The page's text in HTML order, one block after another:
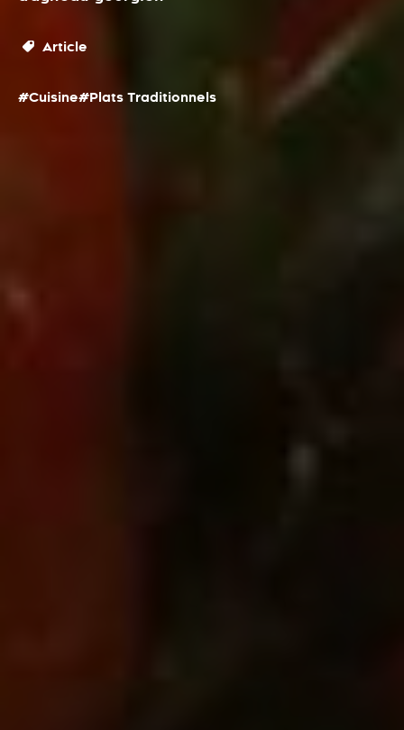
Article
#Cuisine#Plats Traditionnels